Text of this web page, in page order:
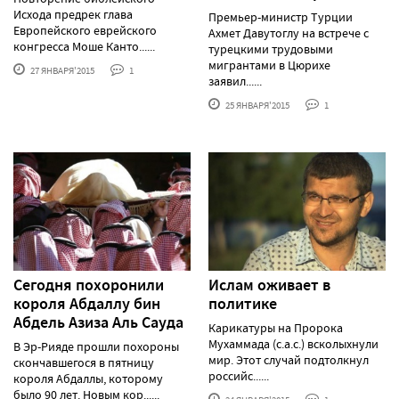
Исхода предрек глава
Европейского еврейского
конгресса Моше Канто......
27 ЯНВАРЯ'2015 1
Премьер-министр Турции
Ахмет Давутоглу на встрече с
турецкими трудовыми
мигрантами в Цюрихе
заявил......
25 ЯНВАРЯ'2015 1
Сегодня похоронили
короля Абдаллу бин
Абдель Азиза Аль Сауда
В Эр-Рияде прошли похороны
скончавшегося в пятницу
короля Абдаллы, которому
было 90 лет. Новым кор......
Ислам оживает в
политике
Карикатуры на Пророка
Мухаммада (с.а.с.) всколыхнули
мир. Этот случай подтолкнул
российс......